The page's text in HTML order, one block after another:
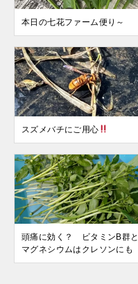
本日の七花ファーム便り～
スズメバチにご用心
頭痛に効く？ ビタミンB群と
マグネシウムはクレソンにも